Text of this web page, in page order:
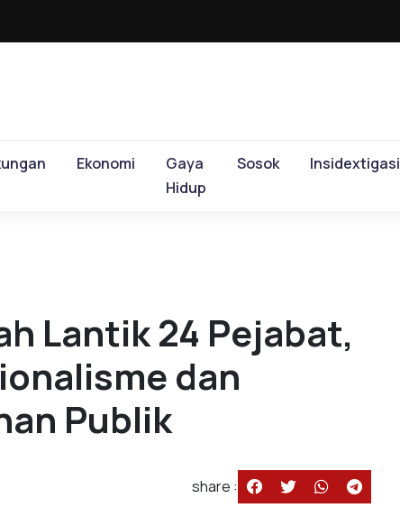
Ekonomi
Gaya
Hidup
Sosok Insidextigasi
Lantik 24 Pejabat,
dan
Publik
share :